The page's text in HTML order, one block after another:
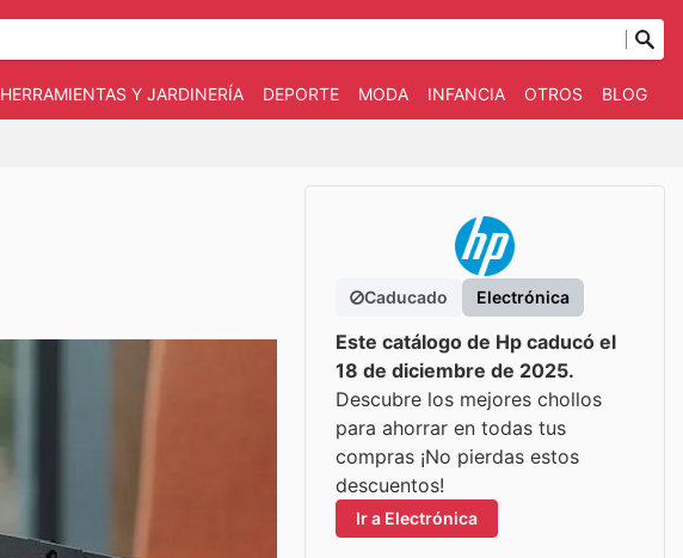
HERRAMIENTAS Y JARDINERÍA DEPORTE MODA INFANCIA OTROS BLOG
Caducado Electrónica
Este catálogo de Hp caducó el
18 de diciembre de 2025.
Descubre los mejores chollos
para ahorrar en todas tus
compras ¡No pierdas estos
descuentos!
Ir a Electrónica